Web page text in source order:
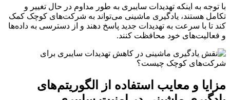
با توجه به اینکه تهدیدات سایبری به طور مداوم در حال تغییر و
تکامل هستند، یادگیری ماشینی می‌تواند به شرکت‌های کوچک کمک
کند تا با سرعت به تهدیدات جدید پاسخ دهند و از دسترسی به داده‌ها
و فعالیت‌های خود محافظت کنند.
مزایا و معایب استفاده از الگوریتم‌های